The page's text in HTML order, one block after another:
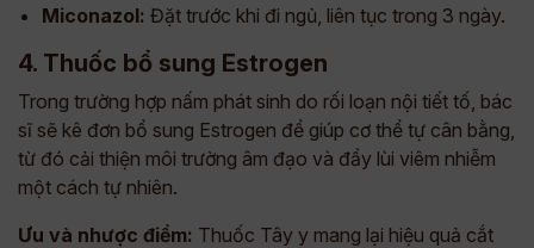
Miconazol: Đặt trước khi đi ngủ, liên tục trong 3 ngày.
4. Thuốc bổ sung Estrogen
Trong trường hợp nấm phát sinh do rối loạn nội tiết tố, bác
sĩ sẽ kê đơn bổ sung Estrogen để giúp cơ thể tự cân bằng,
từ đó cải thiện môi trường âm đạo và đẩy lùi viêm nhiễm
một cách tự nhiên.
Ưu và nhược điểm: Thuốc Tây y mang lại hiệu quả cắt